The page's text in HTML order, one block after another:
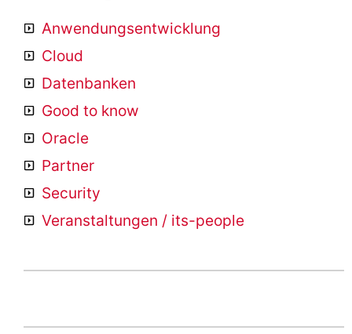
Anwendungsentwicklung
Cloud
Datenbanken
Good to know
Oracle
Partner
Security
Veranstaltungen / its-people